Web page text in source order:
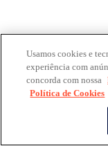
Usamos cookies e
experiência com
concorda com nossa
Política de Cookies